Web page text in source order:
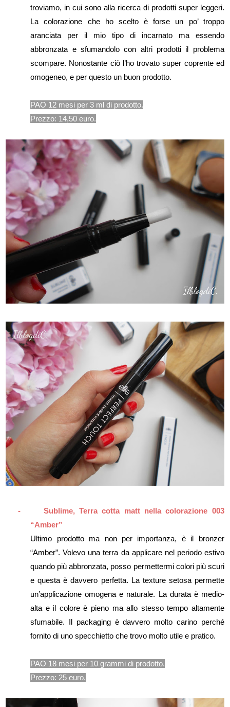
troviamo, in cui sono alla ricerca di prodotti super leggeri.
La colorazione che ho scelto è forse un po’ troppo
aranciata per il mio tipo di incarnato ma essendo
abbronzata e sfumandolo con altri prodotti il problema
scompare. Nonostante ciò l’ho trovato super coprente ed
omogeneo, e per questo un buon prodotto.
PAO 12 mesi per 3 ml di prodotto.
Prezzo: 14,50 euro.
-
Sublime, Terra cotta matt nella colorazione 003
“Amber”
Ultimo prodotto ma non per importanza, è il bronzer
“Amber”. Volevo una terra da applicare nel periodo estivo
quando più abbronzata, posso permettermi colori più scuri
e questa è davvero perfetta. La texture setosa permette
un’applicazione omogena e naturale. La durata è medio-
alta e il colore è pieno ma allo stesso tempo altamente
sfumabile. Il packaging è davvero molto carino perché
fornito di uno specchietto che trovo molto utile e pratico.
PAO 18 mesi per 10 grammi di prodotto.
Prezzo: 25 euro.